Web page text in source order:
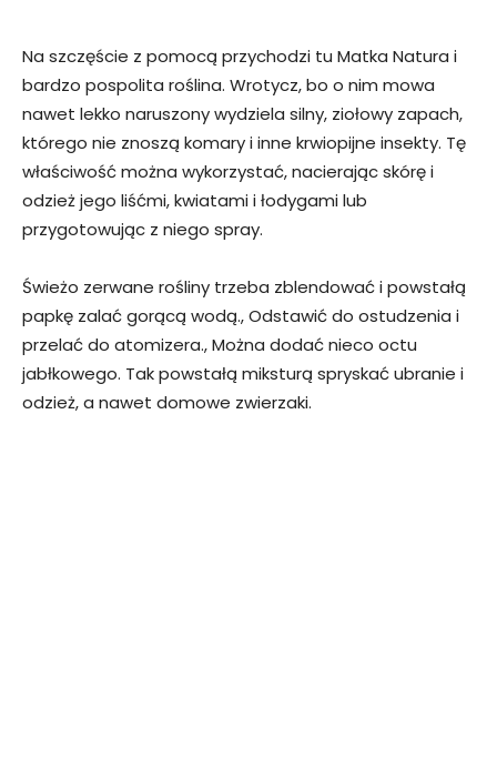
Na szczęście z pomocą przychodzi tu Matka Natura i
bardzo pospolita roślina. Wrotycz, bo o nim mowa
nawet lekko naruszony wydziela silny, ziołowy zapach,
którego nie znoszą komary i inne krwiopijne insekty. Tę
właściwość można wykorzystać, nacierając skórę i
odzież jego liśćmi, kwiatami i łodygami lub
przygotowując z niego spray.
Świeżo zerwane rośliny trzeba zblendować i powstałą
papkę zalać gorącą wodą., Odstawić do ostudzenia i
przelać do atomizera., Można dodać nieco octu
jabłkowego. Tak powstałą miksturą spryskać ubranie i
odzież, a nawet domowe zwierzaki.